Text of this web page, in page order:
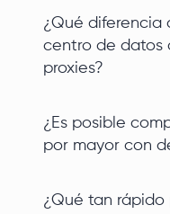
¿Qué diferencia
centro de datos
proxies?
¿Es posible
por mayor con
¿Qué tan